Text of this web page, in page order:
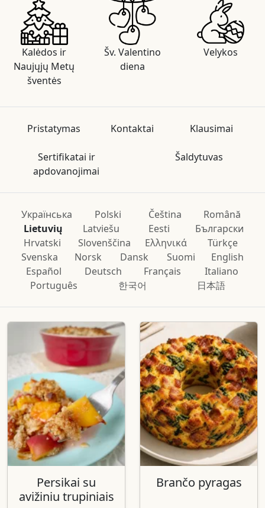
Kalėdos ir
Naujųjų Metų
šventės
Šv. Valentino
diena
Velykos
Pristatymas Kontaktai Klausimai
Sertifikatai ir
apdovanojimai
Šaldytuvas
Українська Polski Čeština
Română
Lietuvių
Latviešu Eesti
Български
Hrvatski
Slovenščina Ελληνικά
Türkçe
Svenska
Norsk Dansk Suomi
English
Español
Deutsch Français
Italiano
Português
한국어 日本語
Persikai su
avižiniu trupiniais
Brančo pyragas